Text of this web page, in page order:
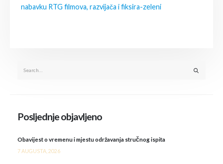
nabavku RTG filmova, razvijača i fiksira-zeleni
Posljednje objavljeno
Obavijest o vremenu i mjestu održavanja stručnog ispita
7 AUGUSTA, 2026